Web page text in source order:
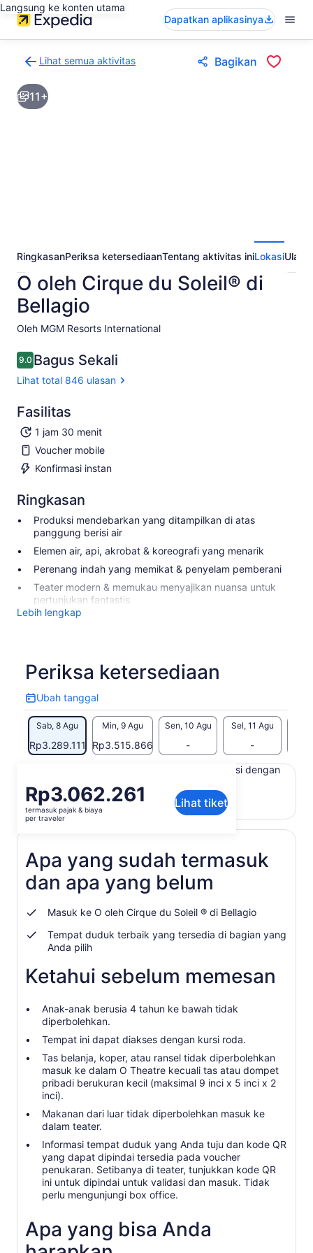
Langsung ke konten utama
Dapatkan aplikasinya
Lihat semua aktivitas
ke
halaman
hasil
Bagikan
11+
RingkasanPeriksa ketersediaanTentang aktivitas iniLokasi
O oleh Cirque du Soleil® di
Bellagio
Oleh MGM Resorts International
9.09.0 dari 10
Bagus Sekali
Lihat total 846 ulasan
Fasilitas
1 jam 30 menit
Voucher mobile
Konfirmasi instan
Ringkasan
Produksi mendebarkan yang ditampilkan di atas
panggung berisi air
Elemen air, api, akrobat & koreografi yang menarik
Perenang indah yang memikat & penyelam pemberani
Teater modern & memukau menyajikan nuansa untuk
pertunjukan fantastis
Lebih lengkap
Periksa ketersediaan
Ubah tanggal
Ubah
tanggal
Sab, 8 Agu
Rp3.289.111
Min, 9 Agu
Rp3.515.866
Sen, 10 Agu
-
Sel, 11 Agu
-
Harga
Rp3.062.261
per
Rp3.062.261
termasuk pajak & biaya
per traveler
Lihat tiket
Konten di halaman ini mungkin diproduksi dengan
Lihat teks asli (Bahasa Inggris)
Berikan masukan untuk terjemahan iniBuka
Apa yang sudah termasuk
dan apa yang belum
Masuk ke O oleh Cirque du Soleil ® di Bellagio
Tempat duduk terbaik yang tersedia di bagian yang
Anda pilih
Ketahui sebelum memesan
Anak-anak berusia 4 tahun ke bawah tidak
diperbolehkan.
Tempat ini dapat diakses dengan kursi roda.
Tas belanja, koper, atau ransel tidak diperbolehkan
masuk ke dalam O Theatre kecuali tas atau dompet
pribadi berukuran kecil (maksimal 9 inci x 5 inci x 2
inci).
Makanan dari luar tidak diperbolehkan masuk ke
dalam teater.
Informasi tempat duduk yang Anda tuju dan kode QR
yang dapat dipindai tersedia pada voucher
penukaran. Setibanya di teater, tunjukkan kode QR
ini untuk dipindai untuk validasi dan masuk. Tidak
perlu mengunjungi box office.
Apa yang bisa Anda